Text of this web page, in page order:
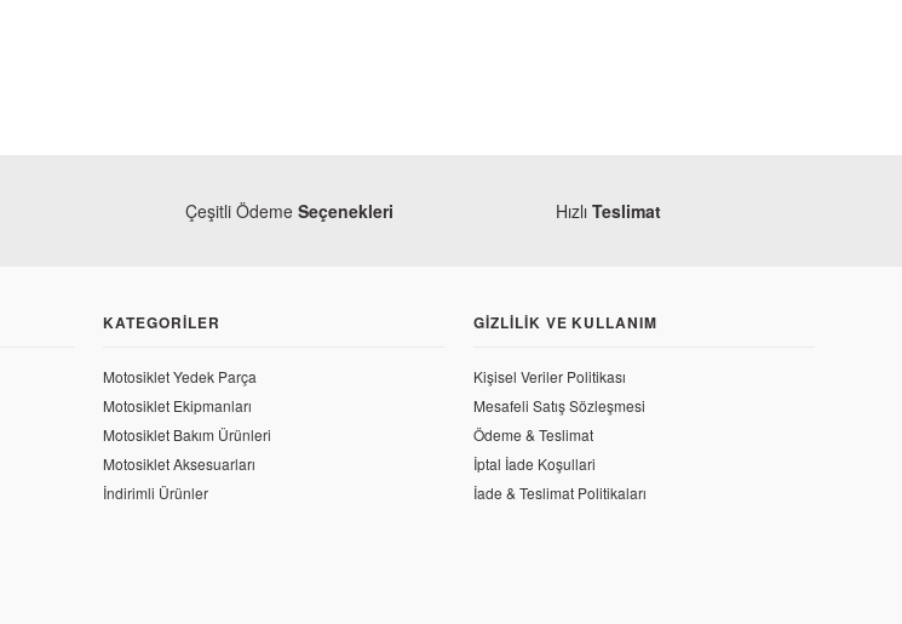
Çeşitli Ödeme Seçenekleri Hızlı Teslimat
KATEGORILER
Motosiklet Yedek Parça
Motosiklet Ekipmanları
Motosiklet Bakım Ürünleri
Motosiklet Aksesuarları
İndirimli Ürünler
GIZLILIK VE KULLANIM
Kişisel Veriler Politikası
Mesafeli Satış Sözleşmesi
Ödeme & Teslimat
İptal İade Koşullari
İade & Teslimat Politikaları